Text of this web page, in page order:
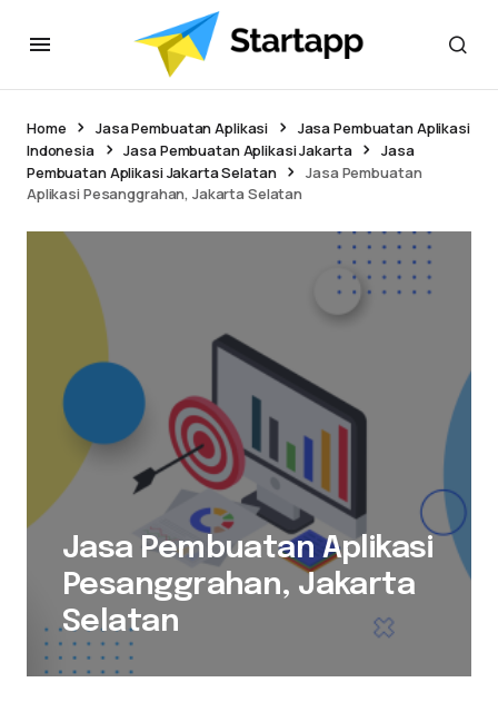
Home Jasa Pembuatan Aplikasi
Jasa Pembuatan Aplikasi
Indonesia
Jasa Pembuatan Aplikasi Jakarta
Jasa
Pembuatan Aplikasi Jakarta Selatan
Jasa Pembuatan
Aplikasi Pesanggrahan, Jakarta Selatan
Jasa Pembuatan Aplikasi
Pesanggrahan, Jakarta
Selatan